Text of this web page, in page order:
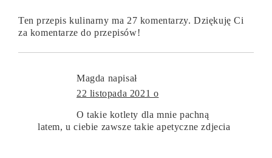
Ten przepis kulinarny ma 27 komentarzy. Dziękuję Ci
za komentarze do przepisów!
Magda napisał
22 listopada 2021 o
O takie kotlety dla mnie pachną
latem, u ciebie zawsze takie apetyczne zdjecia